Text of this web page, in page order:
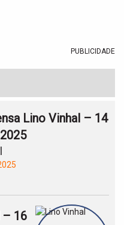
PUBLICIDADE
Lino Vinhal – 14
– 16